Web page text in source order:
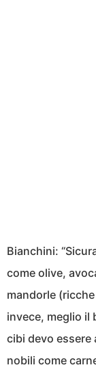
Bianchini:
come olive,
mandorle
invece, meglio il
cibi devo essere
nobili come